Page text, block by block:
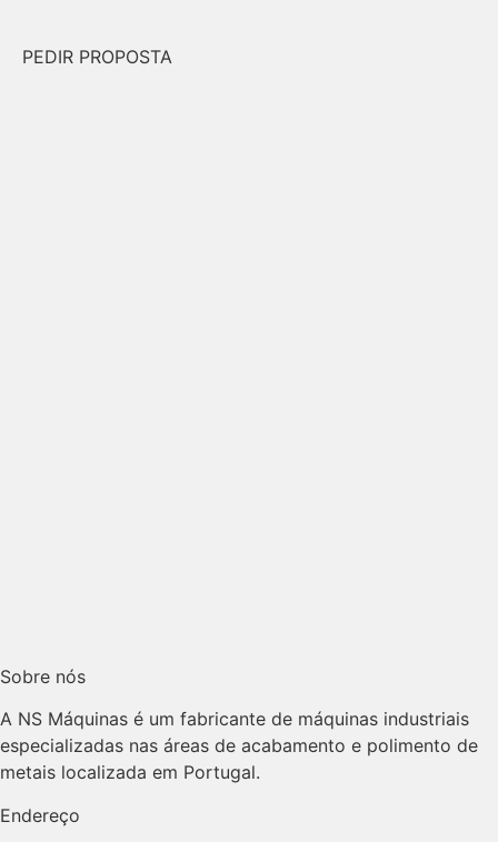
PEDIR PROPOSTA
Sobre nós
A NS Máquinas é um fabricante de máquinas industriais
especializadas nas áreas de acabamento e polimento de
metais localizada em Portugal.
Endereço